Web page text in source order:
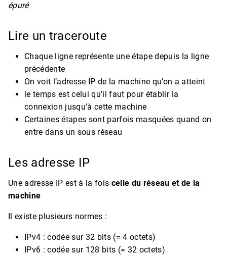
épuré
Lire un traceroute
Chaque ligne représente une étape depuis la ligne
précédente
On voit l’adresse IP de la machine qu’on a atteint
le temps est celui qu’il faut pour établir la
connexion jusqu’à cette machine
Certaines étapes sont parfois masquées quand on
entre dans un sous réseau
Les adresse IP
Une adresse IP est à la fois celle du réseau et de la
machine
Il existe plusieurs normes :
IPv4 : codée sur 32 bits (= 4 octets)
IPv6 : codée sur 128 bits (= 32 octets)